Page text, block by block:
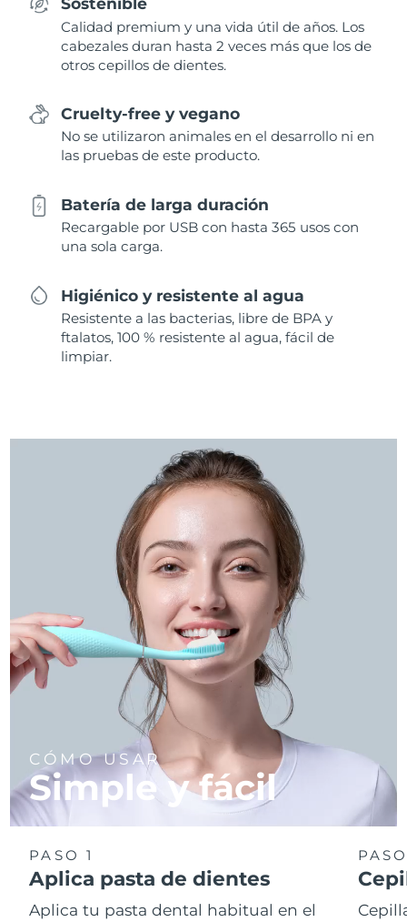
Calidad premium y una vida útil de años. Los
cabezales duran hasta 2 veces más que los de
otros cepillos de dientes.
Cruelty-free y vegano
No se utilizaron animales en el desarrollo ni en
las pruebas de este producto.
Batería de larga duración
Recargable por USB con hasta 365 usos con
una sola carga.
Higiénico y resistente al agua
Resistente a las bacterias, libre de BPA y
ftalatos, 100 % resistente al agua, fácil de
limpiar.
CÓMO USAR
Simple y fácil
PASO 1
Aplica pasta de dientes
Aplica tu pasta dental habitual en el